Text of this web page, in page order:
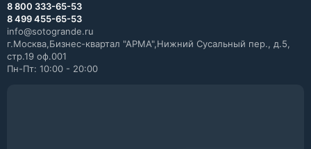
8 800 333-65-53
8 499 455-65-53
info@sotogrande.ru
г.Москва,Бизнес-квартал "АРМА",Нижний Сусальный пер., д.5,
стр.19 оф.001
Пн-Пт: 10:00 - 20:00